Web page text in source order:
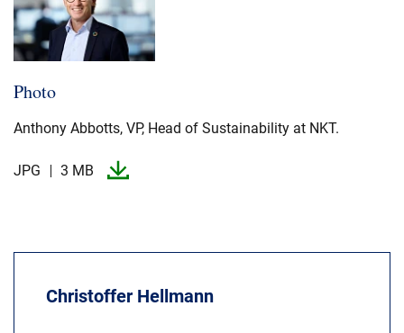
Photo
Anthony Abbotts, VP, Head of Sustainability at NKT.​
JPG 3 MB
Christoffer Hellmann